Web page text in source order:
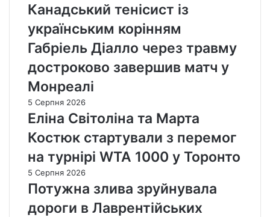
Канадський тенісист із
українським корінням
Габріель Діалло через травму
достроково завершив матч у
Монреалі
5 Серпня 2026
Еліна Світоліна та Марта
Костюк стартували з перемог
на турнірі WTA 1000 у Торонто
5 Серпня 2026
Потужна злива зруйнувала
дороги в Лаврентійських